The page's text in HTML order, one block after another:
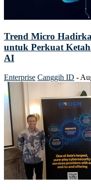
Trend Micro
untuk Perkuat
AI
Enterprise Canggih ID -